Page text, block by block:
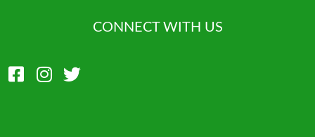
CONNECT WITH US